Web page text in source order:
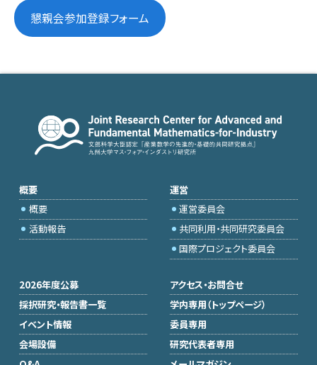
懇親会参加登録フォーム
概要
概要
活動報告
運営
運営委員会
共同利用・共同研究委員会
国際プロジェクト委員会
2026年度公募
採択研究・報告書一覧
イベント情報
会場設備
アクセス・お問合せ
学内専用（トップページ）
委員専用
研究代表者専用